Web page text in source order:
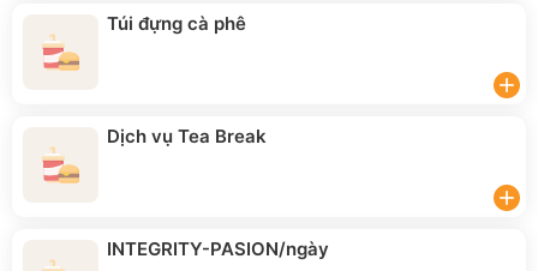
Túi đựng cà phê
add
Dịch vụ Tea Break
add
INTEGRITY-PASION/ngày